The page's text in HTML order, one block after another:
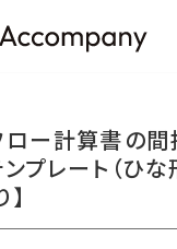
ロー計算書の
ンプレート（ひ